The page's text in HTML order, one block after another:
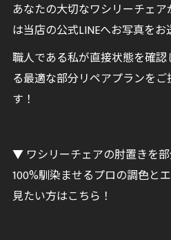
あなたの大切なワシリーチェ
は当店の公式LINEへお写真をお
職人である私が直接状態を確
る最適な部分リペアプランを
す！
▼ ワシリーチェアの肘置きを
100%馴染ませるプロの調色と
見たい方はこちら！